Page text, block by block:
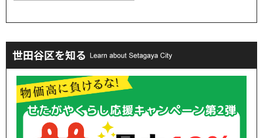
世田谷区を知る